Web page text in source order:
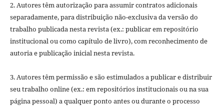
2. Autores têm autorização para assumir contratos adicionais
separadamente, para distribuição não-exclusiva da versão do
trabalho publicada nesta revista (ex.: publicar em repositório
institucional ou como capítulo de livro), com reconhecimento de
autoria e publicação inicial nesta revista.
3. Autores têm permissão e são estimulados a publicar e distribuir
seu trabalho online (ex.: em repositórios institucionais ou na sua
página pessoal) a qualquer ponto antes ou durante o processo